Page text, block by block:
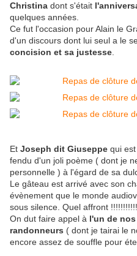
Christina dont s'était
quelques années.
Ce fut l'occasion pour Alain le
d'un discours dont lui seul a le
concision et sa justesse
Et Joseph dit Giuseppe qui
fendu d'un joli poème ( dont je
personnelle ) à l'égard de sa
Le gâteau est arrivé avec son
évènement que le monde
sous silence. Quel affront !!!!!!!!!!!
On dut faire appel à l'un de
randonneurs ( dont je tairai le
encore assez de souffle pour